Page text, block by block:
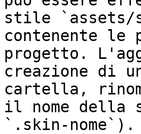
stile `assets/
contenente
progetto.
creazione di
cartella,
il nome della
`.skin-nome`).